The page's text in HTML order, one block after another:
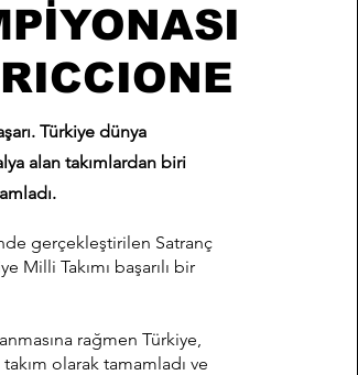
Türkiye dünya
alan takımlardan biri
gerçekleştirilen Satranç
Milli Takımı başarılı bir
rağmen Türkiye,
olarak tamamladı ve